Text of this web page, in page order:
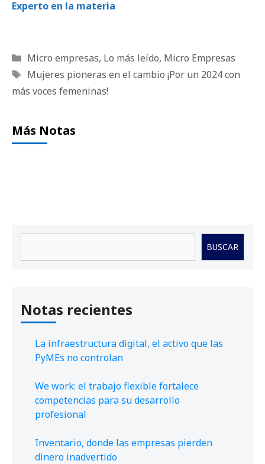
Experto en la materia
Categorías
Micro empresas, Lo más leído, Micro Empresas
Etiquetas
Mujeres pioneras en el cambio ¡Por un 2024 con
más voces femeninas!
Más Notas
BUSCAR
Notas recientes
La infraestructura digital, el activo que las
PyMEs no controlan
We work: el trabajo flexible fortalece
competencias para su desarrollo
profesional
Inventario, donde las empresas pierden
dinero inadvertido